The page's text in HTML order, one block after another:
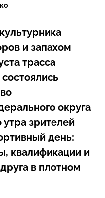
и запахом
трасса
округа
утра зрителей
день:
квалификации и
в плотном